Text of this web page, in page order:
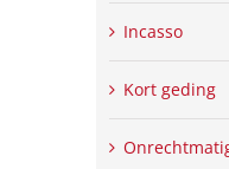
Incasso
Kort geding